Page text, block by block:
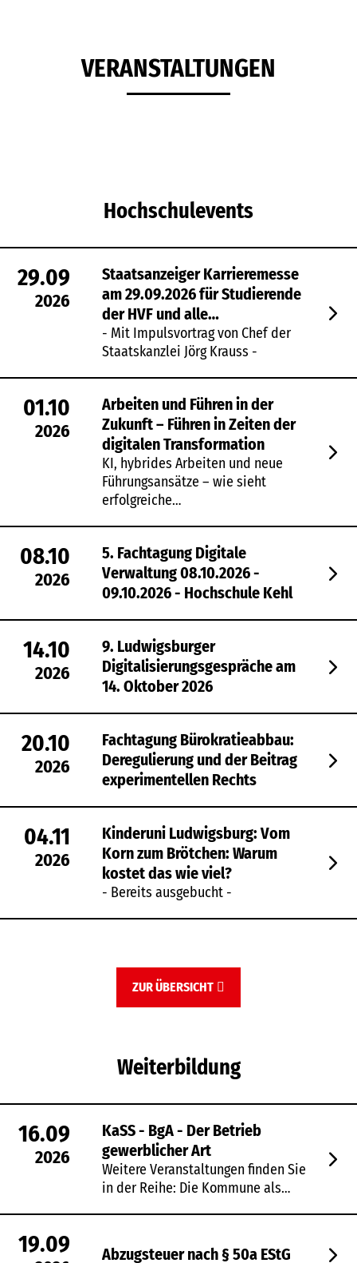
VERANSTALTUNGEN
Hochschulevents
29.09
2026
Staatsanzeiger Karrieremesse
am 29.09.2026 für Studierende
der HVF und alle
Studieninteressierten
- Mit Impulsvortrag von Chef der
Staatskanzlei Jörg Krauss -
01.10
2026
Arbeiten und Führen in der
Zukunft – Führen in Zeiten der
digitalen Transformation
KI, hybrides Arbeiten und neue
Führungsansätze – wie sieht
erfolgreiche…
08.10
2026
5. Fachtagung Digitale
Verwaltung 08.10.2026 -
09.10.2026 - Hochschule Kehl
14.10
2026
9. Ludwigsburger
Digitalisierungsgespräche am
14. Oktober 2026
20.10
2026
Fachtagung Bürokratieabbau:
Deregulierung und der Beitrag
experimentellen Rechts
04.11
2026
Kinderuni Ludwigsburg: Vom
Korn zum Brötchen: Warum
kostet das wie viel?
- Bereits ausgebucht -
ZUR ÜBERSICHT
Weiterbildung
16.09
2026
KaSS - BgA - Der Betrieb
gewerblicher Art
Weitere Veranstaltungen finden Sie
in der Reihe: Die Kommune als…
19.09 Abzugsteuer nach § 50a EStG